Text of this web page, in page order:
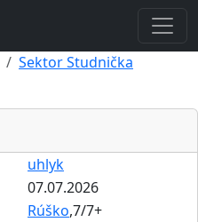
Sektor Studnička
uhlyk
07.07.2026
Rúško,7/7+